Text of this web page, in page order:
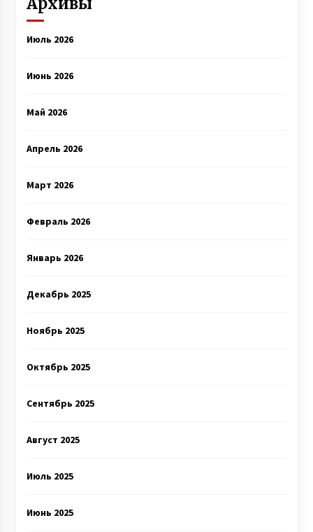
Июль 2026
Июнь 2026
Май 2026
Апрель 2026
Март 2026
Февраль 2026
Январь 2026
Декабрь 2025
Ноябрь 2025
Октябрь 2025
Сентябрь 2025
Август 2025
Июль 2025
Июнь 2025